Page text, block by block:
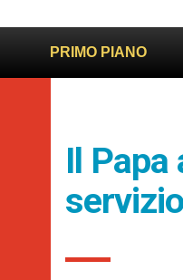
PRIMO PIANO
più sano e giusto
Il Papa